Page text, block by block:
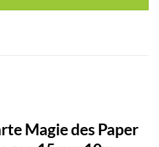
Magie des Paper